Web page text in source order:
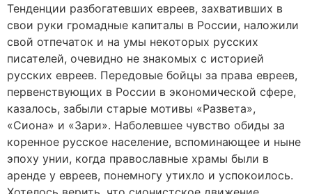
Тенденции разбогатевших евреев, захвативших в
свои руки громадные капиталы в России, наложили
свой отпечаток и на умы некоторых русских
писателей, очевидно не знакомых с историей
русских евреев. Передовые бойцы за права евреев,
первенствующих в России в экономической сфере,
казалось, забыли старые мотивы «Развета»,
«Сиона» и «Зари». Наболевшее чувство обиды за
коренное русское население, вспоминающее и ныне
эпоху унии, когда православные храмы были в
аренде у евреев, понемногу утихло и успокоилось.